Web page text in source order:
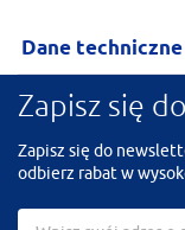
Dane techniczne
Zapisz się
Zapisz się do
odbierz rabat w